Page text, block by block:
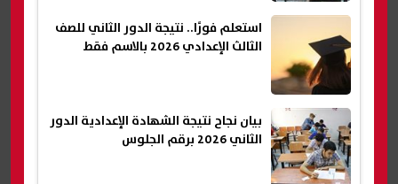
استعلم فورًا.. نتيجة الدور الثاني للصف
الثالث الإعدادي 2026 بالاسم فقط
بيان نجاح نتيجة الشهادة الإعدادية الدور
الثاني 2026 برقم الجلوس